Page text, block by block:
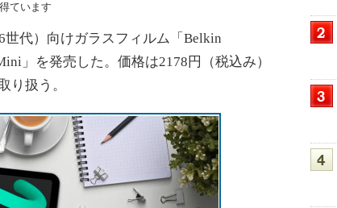
ています
代）向けガラスフィルム「Belkin
」を発売した。価格は2178円（税込み）
り扱う。